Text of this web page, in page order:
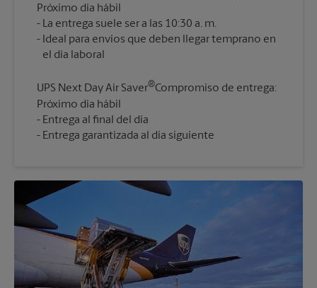
Próximo día hábil
La entrega suele ser a las 10:30 a. m.
Ideal para envíos que deben llegar temprano en
UPS Next Day Air Saver®Compromiso de entrega:
Próximo día hábil
Entrega al final del día
Entrega garantizada al día siguiente